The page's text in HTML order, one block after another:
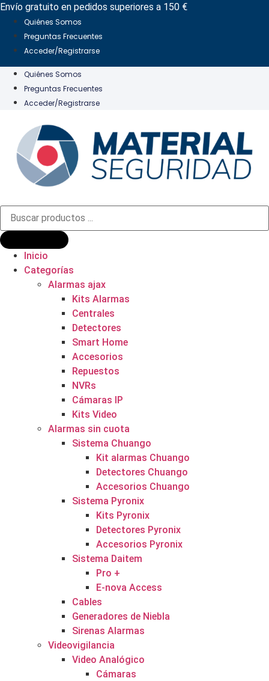
Ir
contenido
Envío gratuito en pedidos superiores a 150 €
Quiénes Somos
Preguntas Frecuentes
Acceder/Registrarse
Quiénes Somos
Preguntas Frecuentes
Acceder/Registrarse
Búsqueda
productos
Inicio
Categorías
Alarmas ajax
Kits Alarmas
Centrales
Detectores
Smart Home
Accesorios
Repuestos
NVRs
Cámaras IP
Kits Video
Alarmas sin cuota
Sistema Chuango
Kit alarmas Chuango
Detectores Chuango
Accesorios Chuango
Sistema Pyronix
Kits Pyronix
Detectores Pyronix
Accesorios Pyronix
Sistema Daitem
Pro +
E-nova Access
Cables
Generadores de Niebla
Sirenas Alarmas
Videovigilancia
Video Analógico
Cámaras